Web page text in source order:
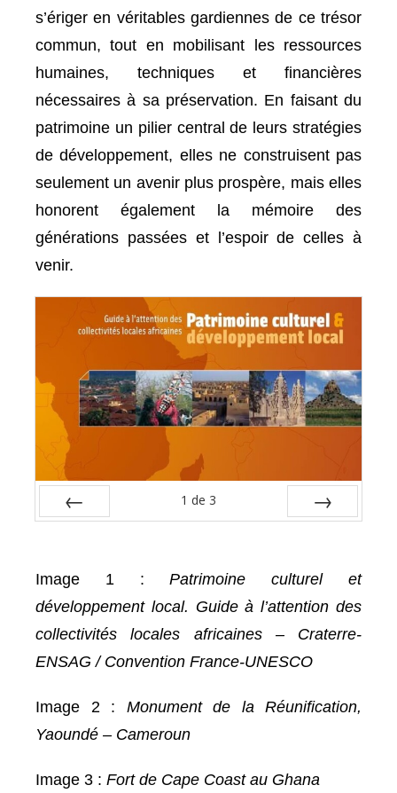
s’ériger en véritables gardiennes de ce trésor
commun, tout en mobilisant les ressources
humaines, techniques et financières
nécessaires à sa préservation. En faisant du
patrimoine un pilier central de leurs stratégies
de développement, elles ne construisent pas
seulement un avenir plus prospère, mais elles
honorent également la mémoire des
générations passées et l’espoir de celles à
venir.
1 de 3
Image 1 :Patrimoine culturel et
développement local. Guide à l’attention des
collectivités locales africaines – Craterre-
ENSAG / Convention France-UNESCO
Image 2 : Monument de la Réunification,
Yaoundé – Cameroun
Image 3 : Fort de Cape Coast au Ghana